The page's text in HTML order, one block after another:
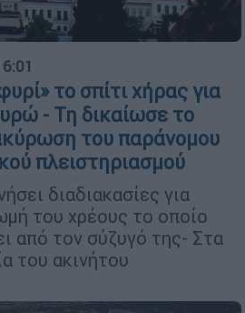
το σπίτι χήρας για
- Τη δικαίωσε το
του παράνομου
πλειστηριασμού
διαδιακασίες για
του χρέους το οποίο
από τον σύζυγό της- Στα
του ακινήτου